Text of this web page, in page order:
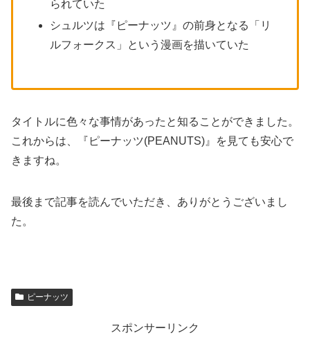
られていた
シュルツは『ピーナッツ』の前身となる「リ
ルフォークス」という漫画を描いていた
タイトルに色々な事情があったと知ることができました。
これからは、『ピーナッツ(PEANUTS)』を見ても安心で
きますね。
最後まで記事を読んでいただき、ありがとうございまし
た。
ピーナッツ
スポンサーリンク